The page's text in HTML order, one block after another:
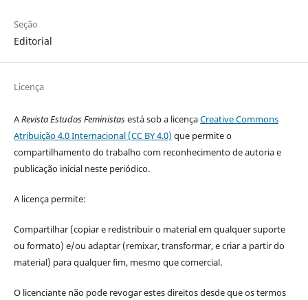
Seção
Editorial
Licença
ARevista Estudos Feministasestá sob a licençaCreative Commons
Atribuição 4.0 Internacional (CC BY 4.0) que permite o
compartilhamento do trabalho com reconhecimento de autoria e
publicação inicial neste periódico.
A licença permite:
Compartilhar (copiar e redistribuir o material em qualquer suporte
ou formato) e/ou adaptar (remixar, transformar, e criar a partir do
material) para qualquer fim, mesmo que comercial.
O licenciante não pode revogar estes direitos desde que os termos